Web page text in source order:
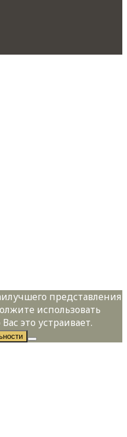
представления
использовать
это устраивает.